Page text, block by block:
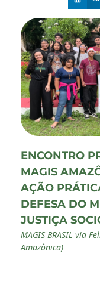
ENCONTRO
MAGIS
AÇÃO
DEFESA DO
JUSTIÇA
MAGIS BRASIL via
Amazônica)